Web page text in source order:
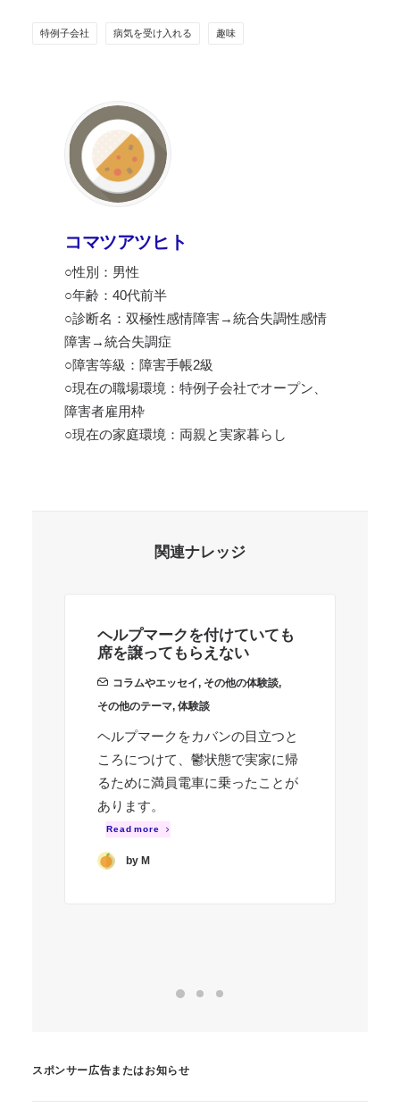
特例子会社 病気を受け入れる 趣味
コマツアツヒト
○性別：男性
○年齢：40代前半
○診断名：双極性感情障害→統合失調性感情
障害→統合失調症
○障害等級：障害手帳2級
○現在の職場環境：特例子会社でオープン、
障害者雇用枠
○現在の家庭環境：両親と実家暮らし
関連ナレッジ
ヘルプマークを付けていても
席を譲ってもらえない
コラムやエッセイ, その他の体験談,
その他のテーマ, 体験談
ヘルプマークをカバンの目立つと
ころにつけて、鬱状態で実家に帰
るために満員電車に乗ったことが
あります。
Read more
by M
スポンサー広告またはお知らせ